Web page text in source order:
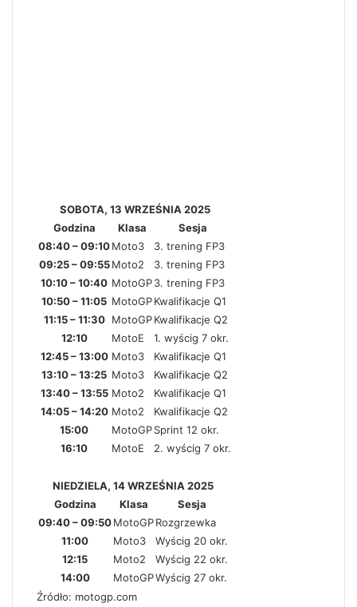
SOBOTA, 13 WRZEŚNIA 2025
Godzina
Klasa
Sesja
08:40 – 09:10Moto3
3. trening FP3
09:25 – 09:55 Moto2
3. trening FP3
10:10 – 10:40 MotoGP3. trening FP3
10:50 – 11:05 MotoGPKwalifikacje Q1
11:15 – 11:30 MotoGPKwalifikacje Q2
12:10
MotoE
1. wyścig 7 okr.
12:45 – 13:00 Moto3
Kwalifikacje Q1
13:10 – 13:25 Moto3
Kwalifikacje Q2
13:40 – 13:55 Moto2
Kwalifikacje Q1
14:05 – 14:20 Moto2
Kwalifikacje Q2
15:00
MotoGPSprint 12 okr.
16:10
MotoE 2. wyścig 7 okr.
NIEDZIELA, 14 WRZEŚNIA 2025
Godzina
Klasa
Sesja
09:40 – 09:50MotoGPRozgrzewka
11:00
Moto3
Wyścig 20 okr.
12:15
Moto2
Wyścig 22 okr.
14:00
MotoGPWyścig 27 okr.
Źródło: motogp.com